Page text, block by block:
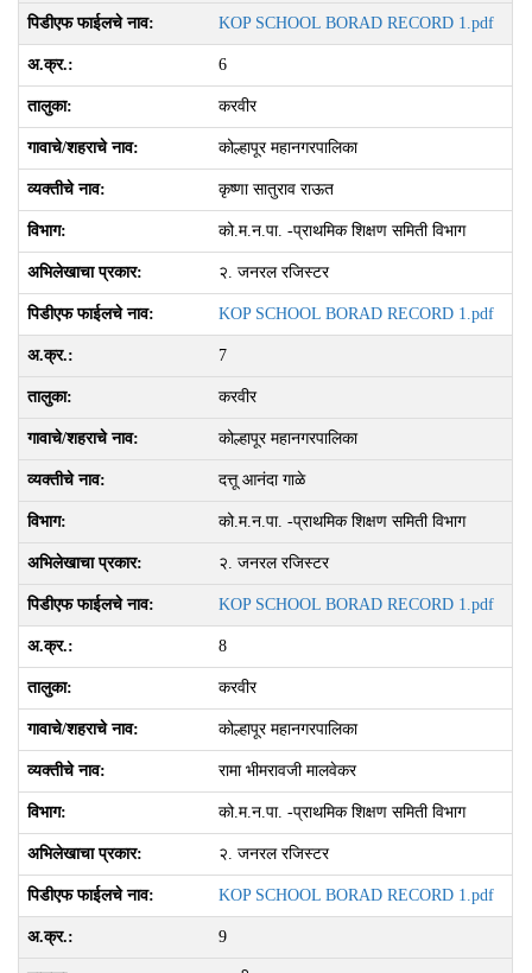
KOP SCHOOL BORAD RECORD 1.pdf
6
करवीर
कोल्हापूर महानगरपालिका
कृष्णा सातुराव राऊत
को.म.न.पा. -प्राथमिक शिक्षण समिती विभाग
२. जनरल रजिस्‍टर
KOP SCHOOL BORAD RECORD 1.pdf
7
करवीर
कोल्हापूर महानगरपालिका
दत्तू आनंदा गाळे
को.म.न.पा. -प्राथमिक शिक्षण समिती विभाग
२. जनरल रजिस्‍टर
KOP SCHOOL BORAD RECORD 1.pdf
8
करवीर
कोल्हापूर महानगरपालिका
रामा भीमरावजी मालवेकर
को.म.न.पा. -प्राथमिक शिक्षण समिती विभाग
२. जनरल रजिस्‍टर
KOP SCHOOL BORAD RECORD 1.pdf
9